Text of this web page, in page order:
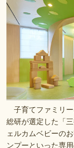
子育てファミリー
総研が選定した「
ェルカムベビーの
ンプーといった専